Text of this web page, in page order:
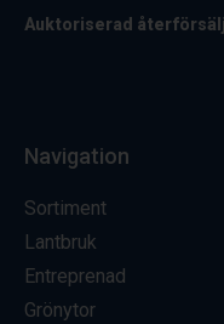
Auktoriserad
Navigation
Sortiment
Lantbruk
Entreprenad
Grönytor